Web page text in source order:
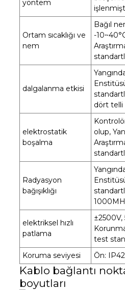
yöntem
Ortam sıcaklığı ve
nem
Bağıl
-
dalgalanma etkisi
dört
elektrostatik
boşalma
olup,
Radyasyon
bağışıklığı
elektriksel hızlı
patlama
±2500V,
test
Koruma seviyesi
Ön: IP42
Kablo bağlantı
boyutları